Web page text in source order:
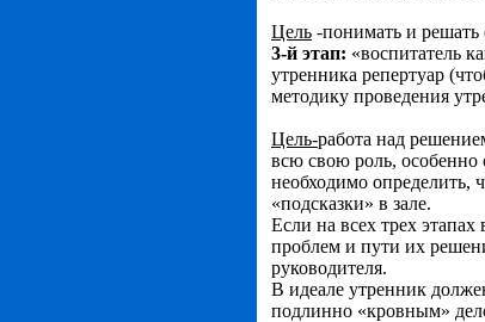
Цель -понимать и
3-й этап: «воспитатель
утренника репертуар
методику проведения
Цель-работа над
всю свою роль, особенно
необходимо определить,
«подсказки» в зале.
Если на всех трех
проблем и пути их
руководителя.
В идеале утренник
подлинно «кровным»